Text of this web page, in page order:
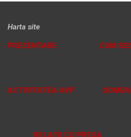
Harta site
PREZENTARE CUM
ACTIVITATEA AVP
RELAȚII CU PRESA